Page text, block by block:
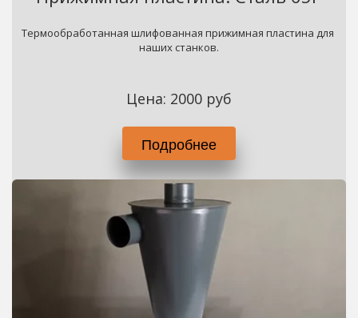
Термообработанная шлифованная прижимная пластина для
наших станков.
Цена: 2000 руб
Подробнее